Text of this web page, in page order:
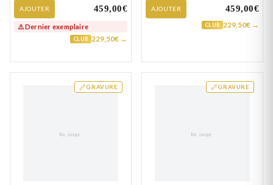
AJOUTER 459,00€
⚠️ Dernier exemplaire
CLUB 229,50€ →
AJOUTER 459,00€
CLUB 229,50€ →
GRAVURE GRAVURE